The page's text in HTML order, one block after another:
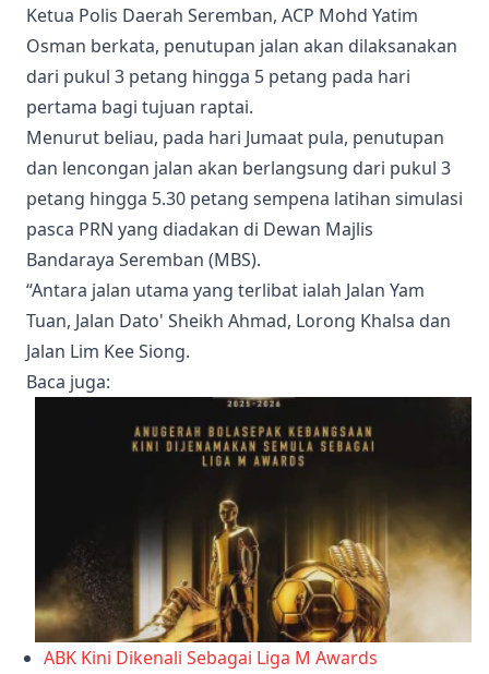
Ketua Polis Daerah Seremban, ACP Mohd Yatim
Osman berkata, penutupan jalan akan dilaksanakan
dari pukul 3 petang hingga 5 petang pada hari
pertama bagi tujuan raptai.
Menurut beliau, pada hari Jumaat pula, penutupan
dan lencongan jalan akan berlangsung dari pukul 3
petang hingga 5.30 petang sempena latihan simulasi
pasca PRN yang diadakan di Dewan Majlis
Bandaraya Seremban (MBS).
“Antara jalan utama yang terlibat ialah Jalan Yam
Tuan, Jalan Dato' Sheikh Ahmad, Lorong Khalsa dan
Jalan Lim Kee Siong.
Baca juga:
ABK Kini Dikenali Sebagai Liga M Awards